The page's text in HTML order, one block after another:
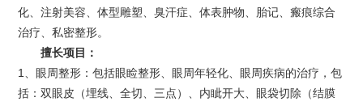
化、注射美容、体型雕塑、臭汗症、体表肿物、胎记、瘢痕综合
治疗、私密整形。
擅长项目：
1、眼周整形：包括眼睑整形、眼周年轻化、眼周疾病的治疗，包
括：双眼皮（埋线、全切、三点）、内眦开大、眼袋切除（结膜